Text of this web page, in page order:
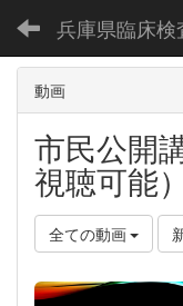
兵庫県臨床検
動画
市民公開
視聴可能）
全ての動画